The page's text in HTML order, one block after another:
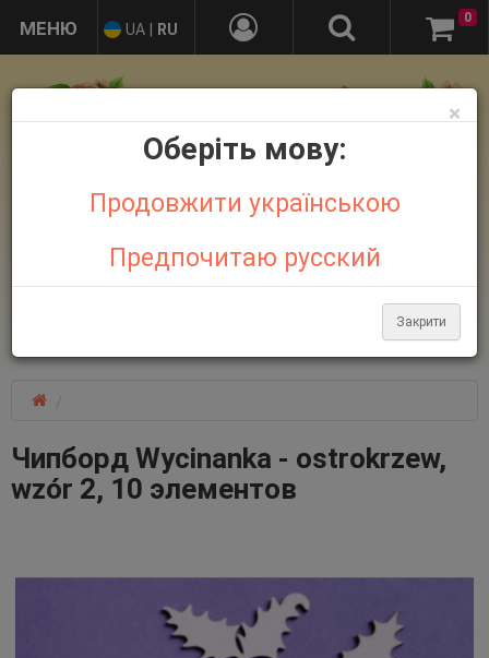
+38 095 032 21 44
UA RU
0
Чипборд Wycinanka - ostrokrzew,
wzór 2, 10 элементов
×
Оберіть мову:
Продовжити українською
Предпочитаю русский
Закрити